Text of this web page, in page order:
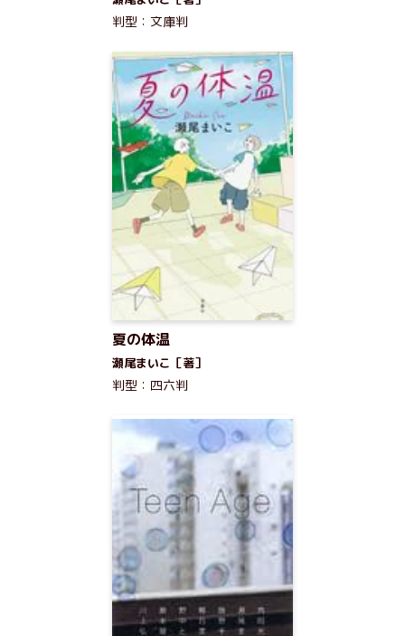
判型：文庫判
夏の体温
瀬尾まいこ［著］
判型：四六判